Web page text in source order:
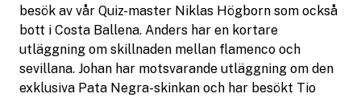
besök av vår Quiz-master Niklas Högborn som också
bott i Costa Ballena. Anders har en kortare
utläggning om skillnaden mellan flamenco och
sevillana. Johan har motsvarande utläggning om den
exklusiva Pata Negra-skinkan och har besökt Tio